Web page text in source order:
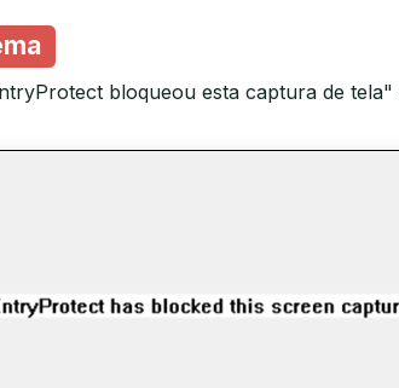
bloqueou esta captura de